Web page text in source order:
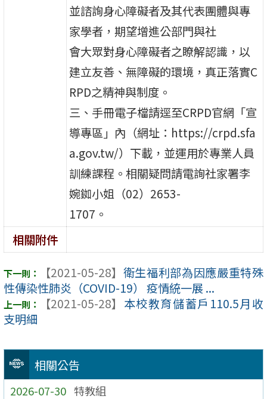
相關公告
2026-07-30 特教組
並諮詢身心障礙者及其代表團體與專
家學者，期望增進公部門與社
會大眾對身心障礙者之瞭解認識，以
建立友善、無障礙的環境，真正落實C
RPD之精神與制度。
三、手冊電子檔請逕至CRPD官網「宣
導專區」內（網址：https://crpd.sfa
a.gov.tw/）下載，並運用於專業人員
訓練課程。相關疑問請電詢社家署李
婉銣小姐（02）2653-
1707。
相關附件
【2021-05-28】 衛生福利部為因應嚴重特殊
性傳染性肺炎（COVID-19） 疫情統一展 ...
【2021-05-28】 本校教育儲蓄戶110.5月收
支明細